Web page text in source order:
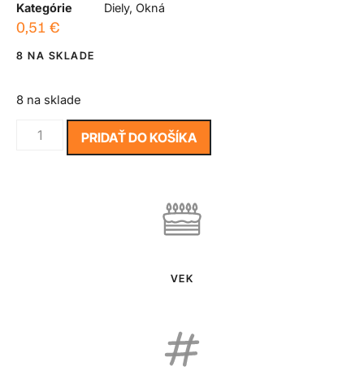
Kategórie
Diely, Okná
0,51 €
8 NA SKLADE
8 na sklade
PRIDAŤ DO KOŠÍKA
VEK